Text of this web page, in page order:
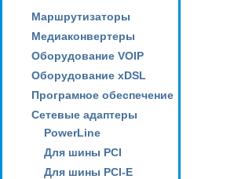
Маршрутизаторы
Медиаконвертеры
Оборудование VOIP
Оборудование xDSL
Програмное обеспечение
Сетевые адаптеры
PowerLine
Для шины PCI
Для шины PCI-E